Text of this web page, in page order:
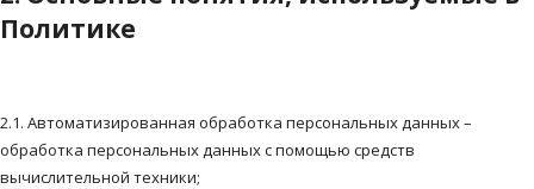
Политике
2.1. Автоматизированная обработка персональных данных –
обработка персональных данных с помощью средств
вычислительной техники;